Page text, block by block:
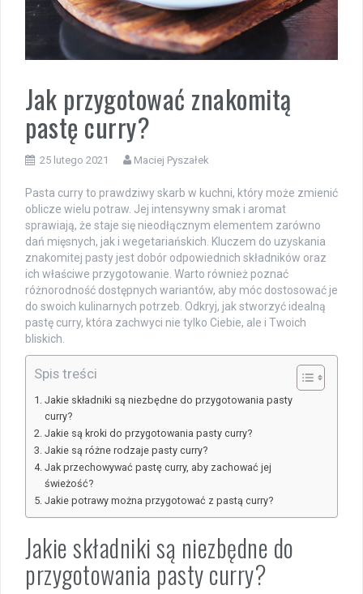
Jak przygotować znakomitą
pastę curry?
25 lutego 2021 Maciej Pyszałek
Pasta curry to prawdziwy skarb w kuchni, który może zmienić
oblicze wielu potraw. Jej intensywny smak i aromat
sprawiają, że staje się nieodłącznym elementem zarówno
dań mięsnych, jak i wegetariańskich. Kluczem do uzyskania
znakomitej pasty jest dobór odpowiednich składników oraz
ich właściwe przygotowanie. Warto również poznać
różnorodność dostępnych wariantów, aby móc dostosować je
do swoich kulinarnych potrzeb. Odkryj, jak stworzyć idealną
pastę curry, która zachwyci nie tylko Ciebie, ale i Twoich
bliskich.
Spis treści
Jakie składniki są niezbędne do przygotowania pasty
curry?
Jakie są kroki do przygotowania pasty curry?
Jakie są różne rodzaje pasty curry?
Jak przechowywać pastę curry, aby zachować jej
świeżość?
Jakie potrawy można przygotować z pastą curry?
Jakie składniki są niezbędne do
przygotowania pasty curry?